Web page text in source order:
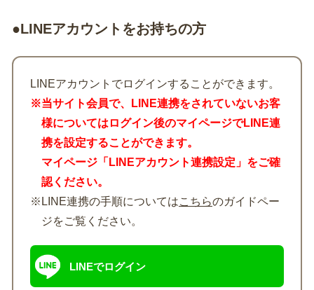
●LINEアカウントをお持ちの方
LINEアカウントでログインすることができます。
※当サイト会員で、LINE連携をされていないお客
様についてはログイン後のマイページでLINE連
携を設定することができます。
マイページ「LINEアカウント連携設定」をご確
認ください。
※LINE連携の手順についてはこちらのガイドペー
ジをご覧ください。
LINEでログイン